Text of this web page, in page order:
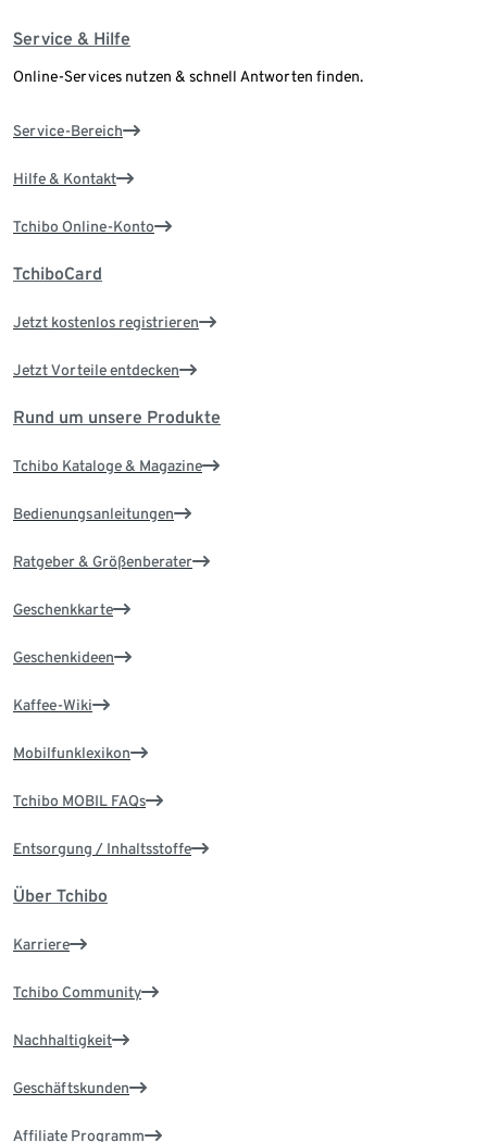
Service & Hilfe
Online-Services nutzen & schnell Antworten finden.
Service-Bereich
Hilfe & Kontakt
Tchibo Online-Konto
TchiboCard
Jetzt kostenlos registrieren
Jetzt Vorteile entdecken
Rund um unsere Produkte
Tchibo Kataloge & Magazine
Bedienungsanleitungen
Ratgeber & Größenberater
Geschenkkarte
Geschenkideen
Kaffee-Wiki
Mobilfunklexikon
Tchibo MOBIL FAQs
Entsorgung / Inhaltsstoffe
Über Tchibo
Karriere
Tchibo Community
Nachhaltigkeit
Geschäftskunden
Affiliate Programm